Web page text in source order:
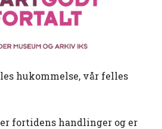
hukommelse, vår felles
fortidens handlinger og er